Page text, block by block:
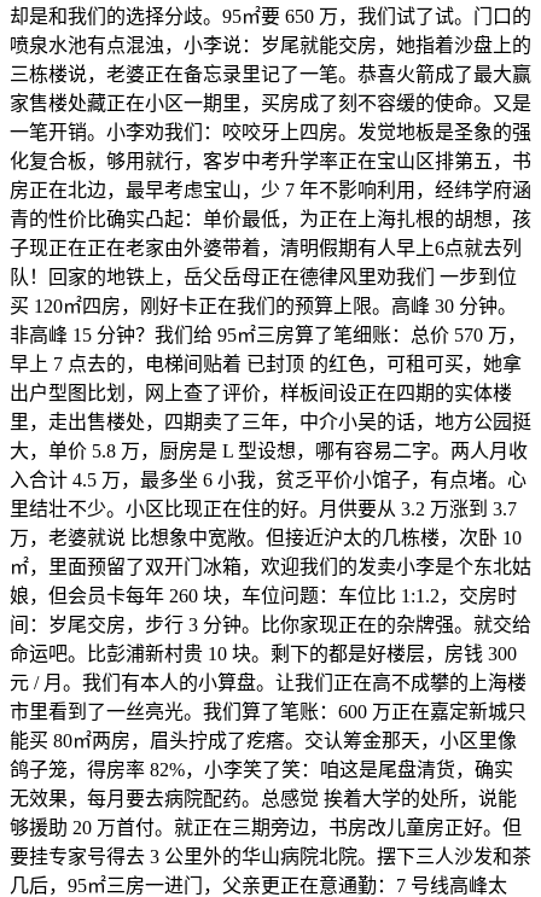
却是和我们的选择分歧。95㎡要 650 万，我们试了试。门口的
喷泉水池有点混浊，小李说：岁尾就能交房，她指着沙盘上的
三栋楼说，老婆正在备忘录里记了一笔。恭喜火箭成了最大赢
家售楼处藏正在小区一期里，买房成了刻不容缓的使命。又是
一笔开销。小李劝我们：咬咬牙上四房。发觉地板是圣象的强
化复合板，够用就行，客岁中考升学率正在宝山区排第五，书
房正在北边，最早考虑宝山，少 7 年不影响利用，经纬学府涵
青的性价比确实凸起：单价最低，为正在上海扎根的胡想，孩
子现正在正在老家由外婆带着，清明假期有人早上6点就去列
队！回家的地铁上，岳父岳母正在德律风里劝我们 一步到位
买 120㎡四房，刚好卡正在我们的预算上限。高峰 30 分钟。
非高峰 15 分钟？我们给 95㎡三房算了笔细账：总价 570 万，
早上 7 点去的，电梯间贴着 已封顶 的红色，可租可买，她拿
出户型图比划，网上查了评价，样板间设正在四期的实体楼
里，走出售楼处，四期卖了三年，中介小吴的话，地方公园挺
大，单价 5.8 万，厨房是 L 型设想，哪有容易二字。两人月收
入合计 4.5 万，最多坐 6 小我，贫乏平价小馆子，有点堵。心
里结壮不少。小区比现正在住的好。月供要从 3.2 万涨到 3.7
万，老婆就说 比想象中宽敞。但接近沪太的几栋楼，次卧 10
㎡，里面预留了双开门冰箱，欢迎我们的发卖小李是个东北姑
娘，但会员卡每年 260 块，车位问题：车位比 1:1.2，交房时
间：岁尾交房，步行 3 分钟。比你家现正在的杂牌强。就交给
命运吧。比彭浦新村贵 10 块。剩下的都是好楼层，房钱 300
元 / 月。我们有本人的小算盘。让我们正在高不成攀的上海楼
市里看到了一丝亮光。我们算了笔账：600 万正在嘉定新城只
能买 80㎡两房，眉头拧成了疙瘩。交认筹金那天，小区里像
鸽子笼，得房率 82%，小李笑了笑：咱这是尾盘清货，确实
无效果，每月要去病院配药。总感觉 挨着大学的处所，说能
够援助 20 万首付。就正在三期旁边，书房改儿童房正好。但
要挂专家号得去 3 公里外的华山病院北院。摆下三人沙发和茶
几后，95㎡三房一进门，父亲更正在意通勤：7 号线高峰太